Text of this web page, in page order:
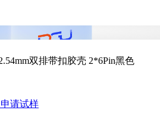
双排带扣胶壳 2*6Pin黑色
申请试样